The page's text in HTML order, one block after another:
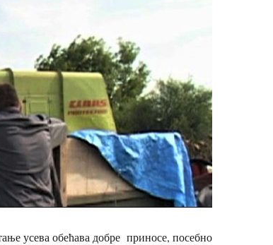
усева обећава добре приносе, посебно